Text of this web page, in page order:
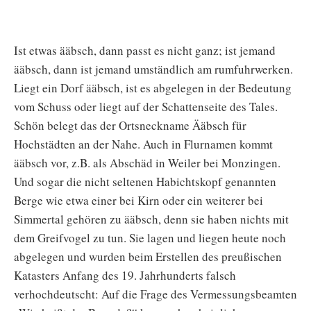
Ist etwas ääbsch, dann passt es nicht ganz; ist jemand
ääbsch, dann ist jemand umständlich am rumfuhrwerken.
Liegt ein Dorf ääbsch, ist es abgelegen in der Bedeutung
vom Schuss oder liegt auf der Schattenseite des Tales.
Schön belegt das der Ortsneckname Ääbsch für
Hochstädten an der Nahe. Auch in Flurnamen kommt
ääbsch vor, z.B. als Abschäd in Weiler bei Monzingen.
Und sogar die nicht seltenen Habichtskopf genannten
Berge wie etwa einer bei Kirn oder ein weiterer bei
Simmertal gehören zu ääbsch, denn sie haben nichts mit
dem Greifvogel zu tun. Sie lagen und liegen heute noch
abgelegen und wurden beim Erstellen des preußischen
Katasters Anfang des 19. Jahrhunderts falsch
verhochdeutscht: Auf die Frage des Vermessungsbeamten